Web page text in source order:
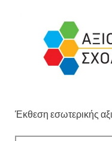
Έκθεση εσωτερικής